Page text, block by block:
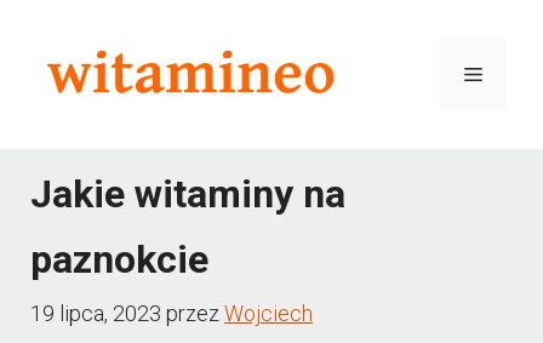
Menu
Jakie witaminy na
paznokcie
19 lipca, 2023 przezWojciech